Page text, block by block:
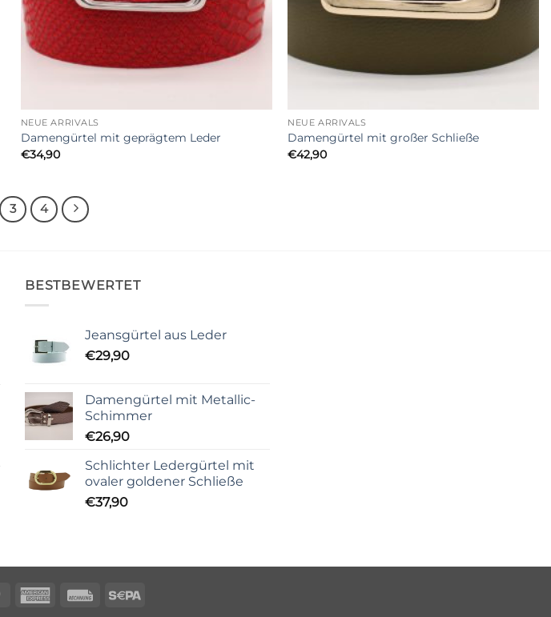
NEUE ARRIVALS
Damengürtel mit geprägtem Leder
€34,90
NEUE ARRIVALS
Damengürtel mit großer Schließe
€42,90
3 4
BESTBEWERTET
Jeansgürtel aus Leder
€29,90
Damengürtel mit Metallic-
Schimmer
€26,90
Schlichter Ledergürtel mit
ovaler goldener Schließe
€37,90
MasterCardAmerican Rechung